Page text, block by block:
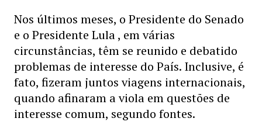
Nos últimos meses, o Presidente do Senado
e o Presidente Lula , em várias
circunstâncias, têm se reunido e debatido
problemas de interesse do País. Inclusive, é
fato, fizeram juntos viagens internacionais,
quando afinaram a viola em questões de
interesse comum, segundo fontes.